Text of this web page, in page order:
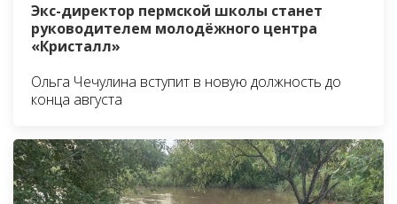
Экс-директор пермской школы станет
руководителем молодёжного центра
«Кристалл»
Ольга Чечулина вступит в новую должность до
конца августа